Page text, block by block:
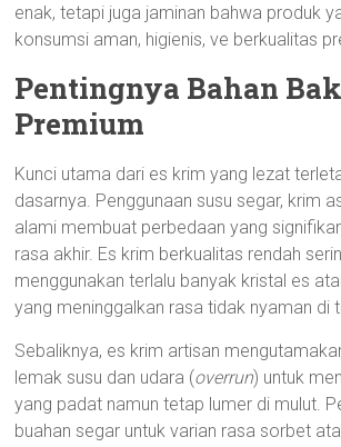
enak, tetapi juga jaminan bahwa produk
konsumsi aman, higienis, ve berkualitas
Pentingnya Bahan
Premium
Kunci utama dari es krim yang lezat
dasarnya. Penggunaan susu segar, krim
alami membuat perbedaan yang
rasa akhir. Es krim berkualitas rendah
menggunakan terlalu banyak kristal es
yang meninggalkan rasa tidak nyaman di
Sebaliknya, es krim artisan
lemak susu dan udara (overrun) untuk
yang padat namun tetap lumer di mulut.
buahan segar untuk varian rasa sorbet